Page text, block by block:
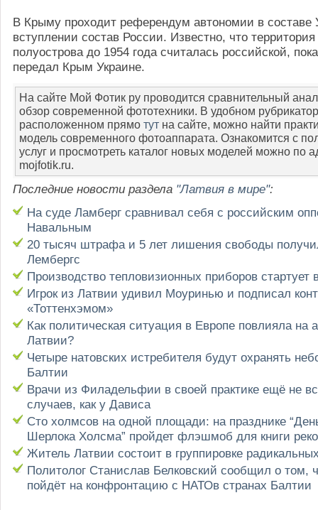
В Крыму проходит референдум автономии в составе
вступлении состав России. Известно, что
полуострова до 1954 года считалась российской,
передал Крым Украине.
На сайте Мой Фотик ру проводится сравнительный
обзор современной фототехники. В удобном
расположенном прямо тут на сайте, можно найти
модель современного фотоаппарата. Ознакомится с
услуг и просмотреть каталог новых моделей можно по
mojfotik.ru.
Последние новости раздела "Латвия в мире":
На суде Ламберг сравнивал себя с российским
Навальным
20 тысяч штрафа и 5 лет лишения свободы
Лембергс
Производство тепловизионных приборов стартует
Игрок из Латвии удивил Моуринью и подписал
«Тоттенхэмом»
Как политическая ситуация в Европе повлияла на
Латвии?
Четыре натовских истребителя будут охранять
Балтии
Врачи из Филадельфии в своей практике ещё не
случаев, как у Дависа
Сто холмсов на одной площади: на празднике
Шерлока Холсма” пройдет флэшмоб для книги
Житель Латвии состоит в группировке
Политолог Станислав Белковский сообщил о том,
пойдёт на конфронтацию с НАТОв странах Балтии